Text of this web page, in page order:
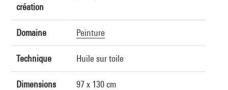
création
Domaine Peinture
Technique Huile sur toile
Dimensions 97 x 130 cm